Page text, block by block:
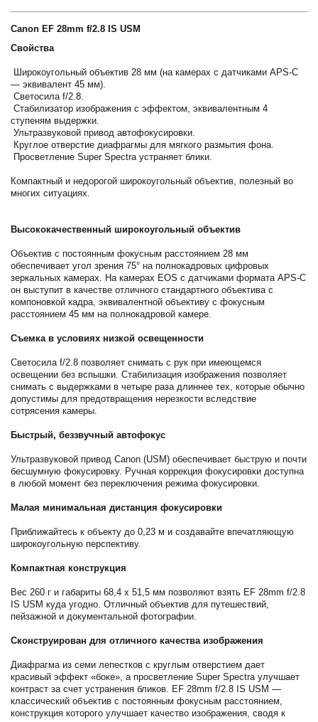
Canon EF 28mm f/2.8 IS USM
Свойства
Широкоугольный объектив 28 мм (на камерах с датчиками APS-C
— эквивалент 45 мм).
Светосила f/2.8.
Стабилизатор изображения с эффектом, эквивалентным 4
ступеням выдержки.
Ультразвуковой привод автофокусировки.
Круглое отверстие диафрагмы для мягкого размытия фона.
Просветление Super Spectra устраняет блики.
Компактный и недорогой широкоугольный объектив, полезный во
многих ситуациях.
Высококачественный широкоугольный объектив
Объектив с постоянным фокусным расстоянием 28 мм
обеспечивает угол зрения 75° на полнокадровых цифровых
зеркальных камерах. На камерах EOS с датчиками формата APS-C
он выступит в качестве отличного стандартного объектива с
компоновкой кадра, эквивалентной объективу с фокусным
расстоянием 45 мм на полнокадровой камере.
Съемка в условиях низкой освещенности
Светосила f/2.8 позволяет снимать с рук при имеющемся
освещении без вспышки. Стабилизация изображения позволяет
снимать с выдержками в четыре раза длиннее тех, которые обычно
допустимы для предотвращения нерезкости вследствие
сотрясения камеры.
Быстрый, беззвучный автофокус
Ультразвуковой привод Canon (USM) обеспечивает быструю и почти
бесшумную фокусировку. Ручная коррекция фокусировки доступна
в любой момент без переключения режима фокусировки.
Малая минимальная дистанция фокусировки
Приближайтесь к объекту до 0,23 м и создавайте впечатляющую
широкоугольную перспективу.
Компактная конструкция
Вес 260 г и габариты 68,4 x 51,5 мм позволяют взять EF 28mm f/2.8
IS USM куда угодно. Отличный объектив для путешествий,
пейзажной и документальной фотографии.
Сконструирован для отличного качества изображения
Диафрагма из семи лепестков с круглым отверстием дает
красивый эффект «боке», а просветление Super Spectra улучшает
контраст за счет устранения бликов. EF 28mm f/2.8 IS USM —
классический объектив с постоянным фокусным расстоянием,
конструкция которого улучшает качество изображения, сводя к